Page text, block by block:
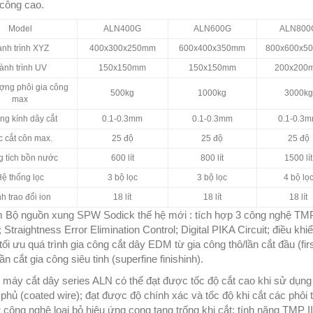
cao.
Model ALN400G ALN600G
trình XYZ
400x300x250mm 600x400x350mm
trình UV
150x150mm 150x150mm
phôi gia công
max
500kg 1000kg 3000kg
kính dây cắt 0.1-0.3mm 0.1-0.3mm
0.1-
cắt côn max.
25 độ 25 độ
25 độ
tích bồn nước
600 lít 800 lít
1500 lít
thống lọc
3 bộ lọc 3 bộ lọc
4 bộ lọc
trao đổi ion
18 lít 18 lít 18 lít
Bộ nguồn xung SPW Sodick thế hệ mới : tích hợp 3 công nghệ
Straightness Error Elimination Control; Digital PIKA Circuit; điều
ưu quá trình gia công cắt dây EDM từ gia công thô/lần cắt đầu
cắt gia công siêu tinh (superfine finishinh).
cắt dây series ALN có thể đạt được tốc độ cắt cao khi sử
(coated wire); đạt được độ chính xác và tốc độ khi cắt các phôi
nghệ loại bỏ hiệu ứng cong tang trống khi cắt; tính năng TMP